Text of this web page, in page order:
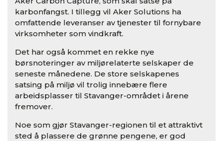
karbonfangst. I tillegg vil Aker Solutions ha
omfattende leveranser av tjenester til fornybare
virksomheter som vindkraft.
Det har også kommet en rekke nye
børsnoteringer av miljørelaterte selskaper de
seneste månedene. De store selskapenes
satsing på miljø vil trolig innebære flere
arbeidsplasser til Stavanger-området i årene
fremover.
Noe som gjør Stavanger-regionen til et attraktivt
sted å plassere de grønne pengene, er god